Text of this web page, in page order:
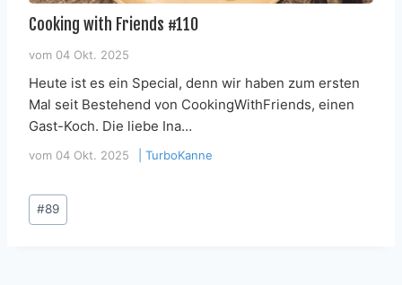
Cooking with Friends #110
vom 04 Okt. 2025
Heute ist es ein Special, denn wir haben zum ersten
Mal seit Bestehend von CookingWithFriends, einen
Gast-Koch. Die liebe Ina…
vom 04 Okt. 2025 TurboKanne
Schlagworte:
#89